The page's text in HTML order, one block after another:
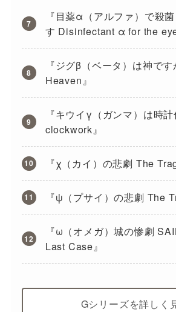
『目薬α（アルファ）で殺菌
す Disinfectant α for the
『ジグβ（ベータ）は神で
Heaven』
『キウイγ（ガンマ）は時
clockwork』
『χ（カイ）の悲劇 The
『ψ（プサイ）の悲劇 The
『ω（オメガ）城の惨劇
Last Case』
Gシリーズを詳しく